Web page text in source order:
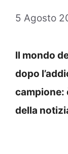
5 Agosto
Il mondo
dopo
campione:
della